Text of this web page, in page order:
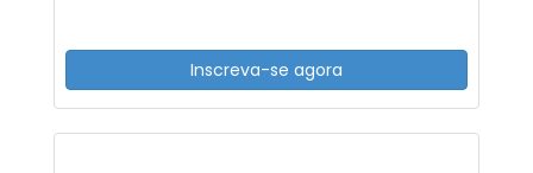
Inscreva-se agora